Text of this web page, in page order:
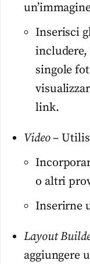
Inserisci
singole
link.
Video–
o altri
Inserirne
Layout
aggiungere